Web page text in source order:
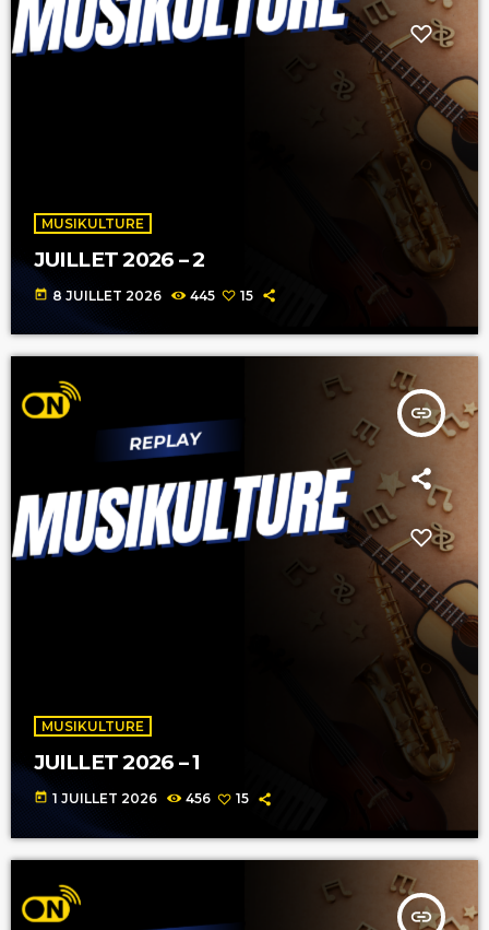
MUSIKULTURE
JUILLET 2026 – 2
today 8 JUILLET 2026 445 15
insert_link
MUSIKULTURE
JUILLET 2026 – 1
today 1 JUILLET 2026 456 15
insert_link